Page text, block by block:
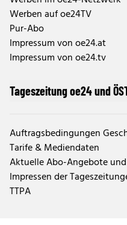
Werben auf oe24TV
Pur-Abo
Impressum von oe24.at
Impressum von oe24.tv
Tageszeitung oe24 und
Auftragsbedingungen
Tarife & Mediendaten
Aktuelle Abo-Angebote
Impressen der
TTPA